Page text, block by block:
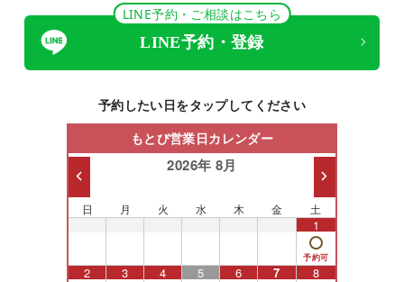
LINE予約・ご相談はこちら
LINE予約・登録
予約したい日をタップしてください
もとび営業日カレンダー
2026年 8月
日 月 火 水 木 金 土
1
2 3 4 5 6 7 8